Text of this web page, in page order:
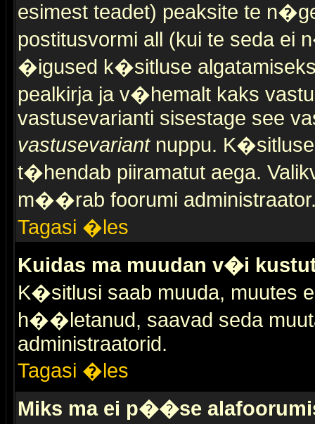
esimest teadet) peaksite te
postitusvormi all (kui te seda ei
�igused k�sitluse
pealkirja ja v�hemalt kaks
vastusevarianti sisestage see
vastusevariantnuppu.
t�hendab piiramatut aega.
m��rab foorumi
Tagasi �les
Kuidas ma muudan v�i
K�sitlusi saab muuda, muutes
h��letanud, saavad seda
administraatorid.
Tagasi �les
Miks ma ei p��se